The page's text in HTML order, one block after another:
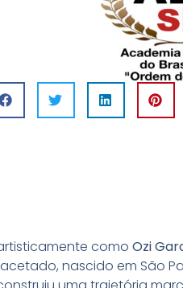
como Ozi
nascido em São